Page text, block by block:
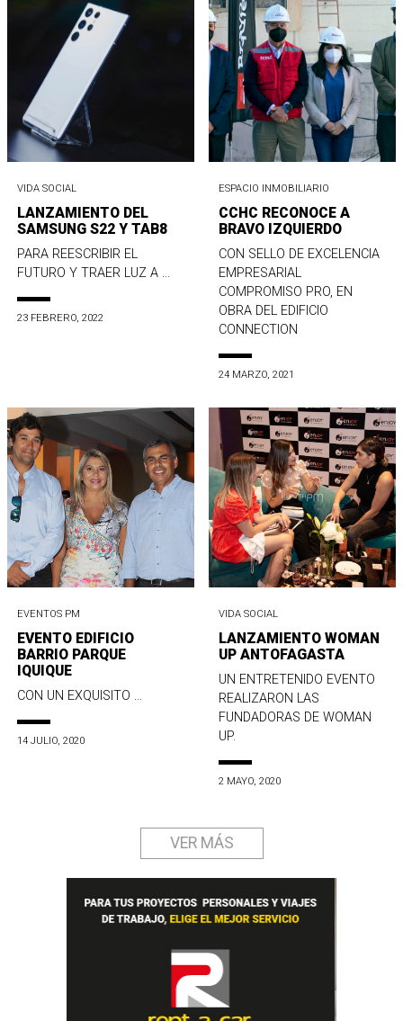
VIDA SOCIAL
LANZAMIENTO DEL
SAMSUNG S22 Y TAB8
PARA REESCRIBIR EL
FUTURO Y TRAER LUZ A ...
23 FEBRERO, 2022
ESPACIO INMOBILIARIO
CCHC RECONOCE A
BRAVO IZQUIERDO
CON SELLO DE EXCELENCIA
EMPRESARIAL
COMPROMISO PRO, EN
OBRA DEL EDIFICIO
CONNECTION
24 MARZO, 2021
EVENTOS PM
EVENTO EDIFICIO
BARRIO PARQUE
IQUIQUE
CON UN EXQUISITO ...
14 JULIO, 2020
VIDA SOCIAL
LANZAMIENTO WOMAN
UP ANTOFAGASTA
UN ENTRETENIDO EVENTO
REALIZARON LAS
FUNDADORAS DE WOMAN
UP.
2 MAYO, 2020
VER MÁS